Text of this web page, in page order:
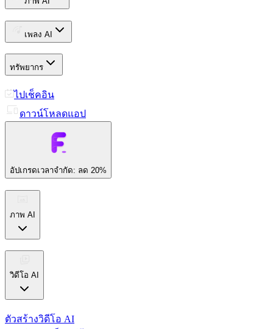
เพลง AI
ทรัพยากร
ไปเช็คอิน
ดาวน์โหลดแอป
อัปเกรดเวลาจำกัด: ลด 20%
ภาพ AI
วิดีโอ AI
ตัวสร้างวิดีโอ AI